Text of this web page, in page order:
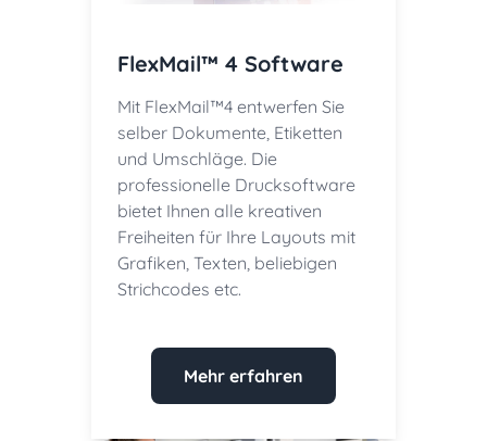
FlexMail™ 4 Software
Mit FlexMail™4 entwerfen Sie
selber Dokumente, Etiketten
und Umschläge. Die
professionelle Drucksoftware
bietet Ihnen alle kreativen
Freiheiten für Ihre Layouts mit
Grafiken, Texten, beliebigen
Strichcodes etc.
Mehr erfahren